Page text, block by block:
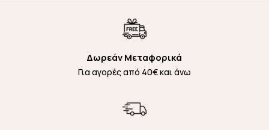
Δωρεάν Μεταφορικά
Για αγορές από 40€ και άνω